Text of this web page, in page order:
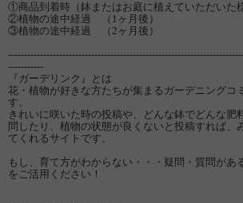
①商品到着時（鉢またはお庭に植えていただいた
②植物の途中経過 （1ヶ月後）
③植物の途中経過 （2ヶ月後）
-----------
『ガーデリンク』とは
花・植物が好きな方たちが集まるガーデニングコ
す。
きれいに咲いた時の投稿や、どんな鉢でどんな肥
問したり、植物の状態が良くないと投稿すれば、
てくれるサイトです。
もし、育て方がわからない・・・疑問・質問があ
をご活用ください！